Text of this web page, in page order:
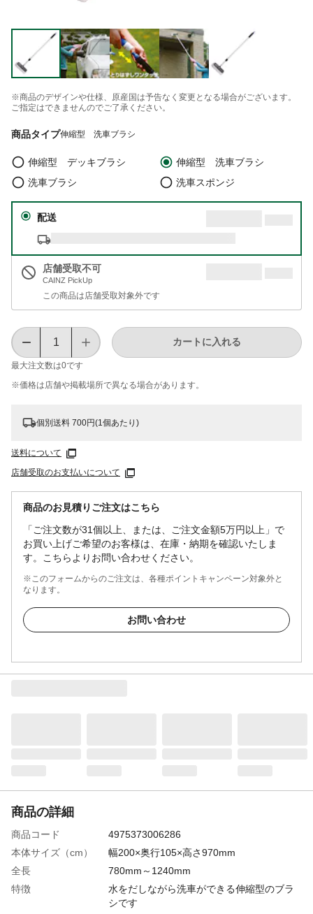
※商品のデザインや仕様、原産国は予告なく変更となる場合がございます。
ご指定はできませんのでご了承ください。
商品タイプ伸縮型 洗車ブラシ
伸縮型 デッキブラシ
伸縮型 洗車ブラシ
洗車ブラシ
洗車スポンジ
配送
店舗受取不可
CAINZ PickUp
この商品は店舗受取対象外です
最大注文数は0です
カートに入れる
※価格は​店舗や​掲載場所で​異なる​場合が​あります。
個別送料 700円(1個あたり)
送料について
店舗受取のお支払いについて
商品のお見積りご注文はこちら
「ご注文数が31個以上、または、ご注文金額5万円以上」で
お買い上げご希望のお客様は、在庫・納期を確認いたしま
す。こちらよりお問い合わせください。
※このフォームからのご注文は、各種ポイントキャンペーン対象外と
なります。
お問い合わせ
商品の詳細
商品コード
4975373006286
本体サイズ（cm）
幅200×奥行105×高さ970mm
全長
780mm～1240mm
特徴
水をだしながら洗車ができる伸縮型のブラ
シです